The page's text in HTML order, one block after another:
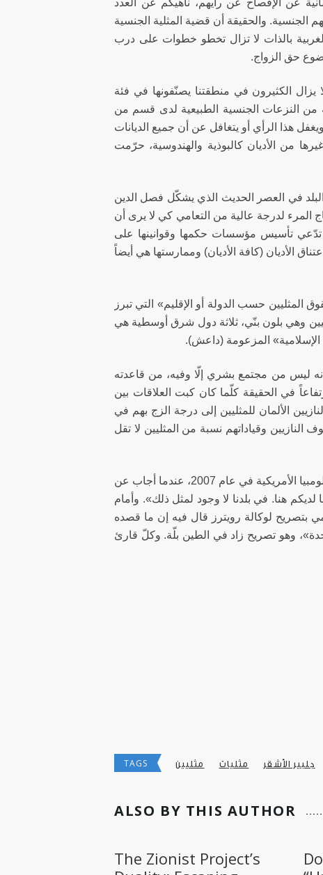
عن الإفصاح عن رأيهم، ناهيكم عن العدد
الجنسية. والحقيقة أن قضية المثلية الجنسية
بالذات لا تزال تخطو خطوات على درب
حق الزواج.
يزال الكثيرون في منطقتنا يصنّفونها في فئة
من النزعات الجنسية الطبيعية لدى قسم من
هذا الرأي أو يتغافل عن أن جميع الديانات
من الأديان كالبوذية والهندوسية، حرّمت
في العصر الحديث الذي يشكّل فصل الدين
لدرجة عالية من التعامي كي لا يرى أن
تدّعي تأسيس مؤسسات حكمها وقوانينها على
الأديان (كافة الأديان) وممارستها هي أيضاً
حسب الدولة أو الإقليم» التي تبرز
وهي بلون بنّي، ثلاثة دول شرق أوسطية هي
الإسلامية» المزعومة (داعش).
ليس من مجتمع بشري إلّا وفيه، من قاعدته
في الحقيقة كلّما كان كبت العلاقات بين
الألمان للمثليين إلى درجة الزج بهم في
وقياداتهم نسبة من المثليين لا تقل
وقد اشتهر في هذا الصدد قول محمود أحمدي نجاد، في ندوة له في جامعة كولومبيا الأمريكية في عام 2007، عندما أجاب عن
هنا. في بلدنا لا وجود لمثل ذلك». وأمام
بتصريح لوكالة رويترز قال فيه إن ما قصده
وهو تصريح زاد في الطين بلّة. وكلّ قارئ
TAGS مثليين مثليات جلبير الأشقر
ALSO BY THIS AUTHOR
The Zionist Project’s